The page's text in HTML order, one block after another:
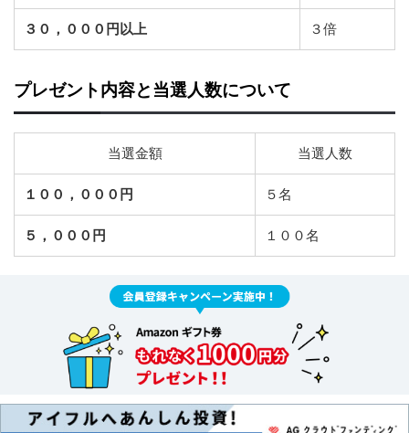
３０，０００円以上 ３倍
プレゼント内容と当選人数について
当選金額 当選人数
１００，０００円 ５名
５，０００円 １００名